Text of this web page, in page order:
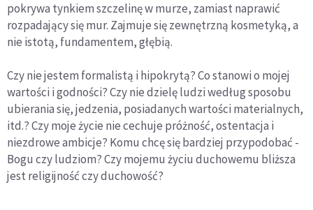
pokrywa tynkiem szczelinę w murze, zamiast naprawić
rozpadający się mur. Zajmuje się zewnętrzną kosmetyką, a
nie istotą, fundamentem, głębią.
Czy nie jestem formalistą i hipokrytą? Co stanowi o mojej
wartości i godności? Czy nie dzielę ludzi według sposobu
ubierania się, jedzenia, posiadanych wartości materialnych,
itd.? Czy moje życie nie cechuje próżność, ostentacja i
niezdrowe ambicje? Komu chcę się bardziej przypodobać -
Bogu czy ludziom? Czy mojemu życiu duchowemu bliższa
jest religijność czy duchowość?